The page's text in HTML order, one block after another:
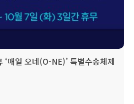
‘매일 오네(O-NE)’ 특별수송체제